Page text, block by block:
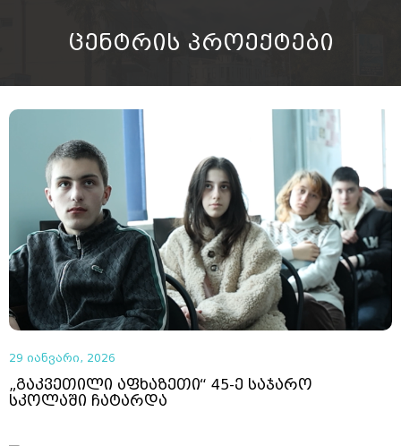
ცენტრის პროექტები
29 იანვარი, 2026
„გაკვეთილი აფხაზეთი“ 45-ე საჯარო
სკოლაში ჩატარდა